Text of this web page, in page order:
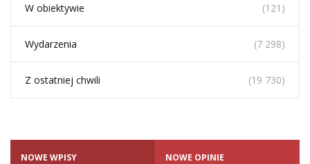
W obiektywie (121)
Wydarzenia (7 298)
Z ostatniej chwili (19 730)
NOWE WPISY NOWE OPINIE